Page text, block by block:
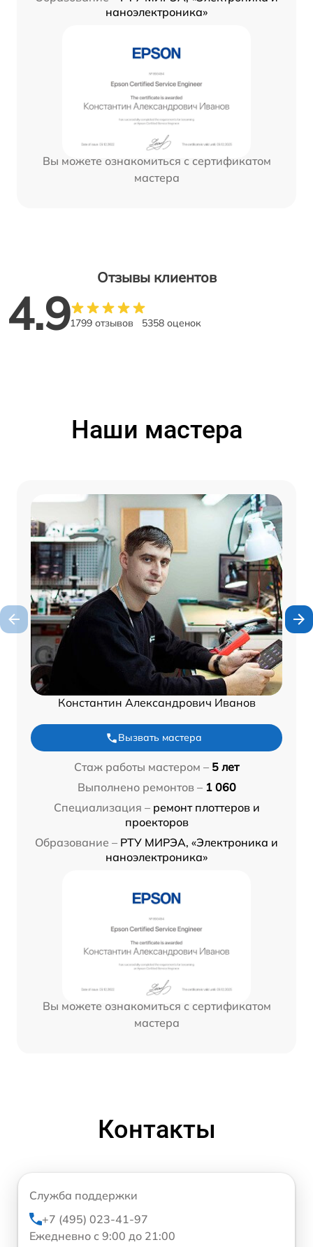
наноэлектроника»
Вы можете ознакомиться с сертификатом
мастера
Отзывы клиентов
4.91799 отзывов 5358 оценок
Наши мастера
Константин Александрович Иванов
Вызвать мастера
Стаж работы мастером – 5 лет
Выполнено ремонтов – 1 060
Специализация – ремонт плоттеров и
проекторов
Образование – РТУ МИРЭА, «Электроника и
наноэлектроника»
Вы можете ознакомиться с сертификатом
мастера
Контакты
Служба поддержки
+7 (495) 023-41-97
Ежедневно с 9:00 до 21:00